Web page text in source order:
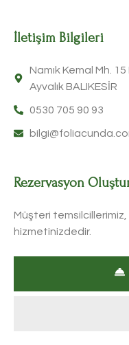
İletişim Bilgileri
Namık Kemal Mh.
Ayvalık BALIKESİR
0530 705 90 93
Rezervasyon
Müşteri temsilcillerimiz,
hizmetinizdedir.